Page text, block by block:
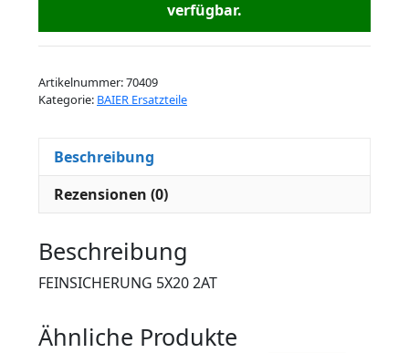
verfügbar.
Artikelnummer:70409
Kategorie: BAIER Ersatzteile
Beschreibung
Rezensionen (0)
Beschreibung
FEINSICHERUNG 5X20 2AT
Ähnliche Produkte